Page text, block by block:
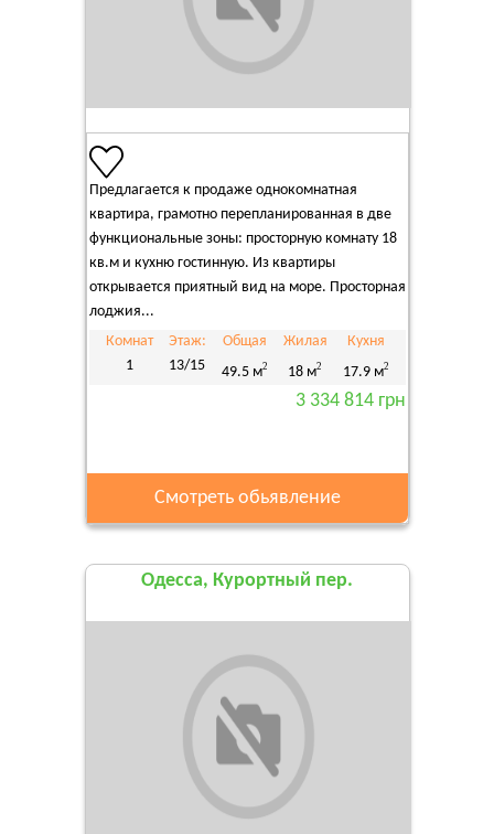
Предлагается к продаже однокомнатная
квартира, грамотно перепланированная в две
функциональные зоны: просторную комнату 18
кв.м и кухню гостинную. Из квартиры
открывается приятный вид на море. Просторная
лоджия...
Комнат
1
Этаж:
13/15
Общая
49.5 м2
Жилая
18 м2
Кухня
17.9 м2
3 334 814 грн
Смотреть обьявление
Одесса, Курортный пер.